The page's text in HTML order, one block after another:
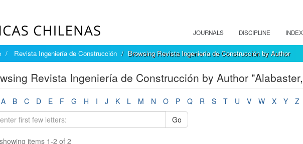
JOURNALS DISCIPLINE
Revista Ingeniería de Construcción Browsing Revista Ingeniería de Construcción by Author
Revista Ingeniería de Construcción by Author
A B C D E F G H I J K L M N O P Q R S T U V W X Y
Z
Go
items 1-2 of 2